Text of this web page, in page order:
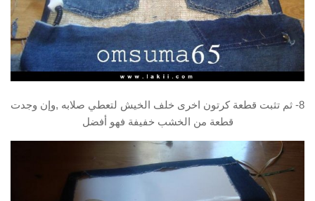
8- ثم تثبت قطعة كرتون اخرى خلف الخيش لتعطي صلابه ,وإن وجدت
قطعة من الخشب خفيفة فهو أفضل